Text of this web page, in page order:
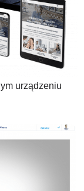
urządzeniu